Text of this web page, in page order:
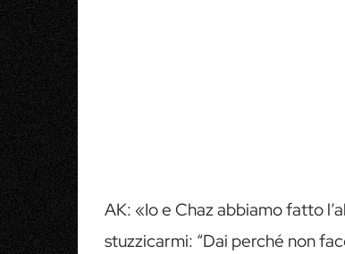
AK: «Io e Chaz abbiamo fatto
stuzzicarmi: “Dai perché non